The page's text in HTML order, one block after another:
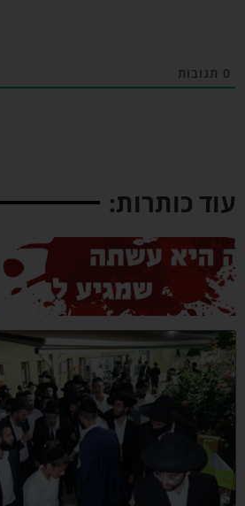
תגובות
כותרות: